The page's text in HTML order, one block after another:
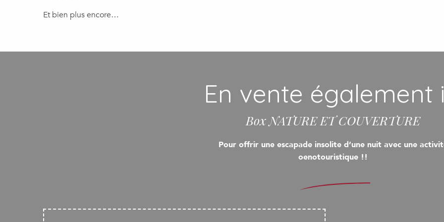
Et bien plus encore…
En vente également
Box NATURE ET COUVERTURE
Pour offrir une escapade insolite d’une nuit avec une
oenotouristique !!